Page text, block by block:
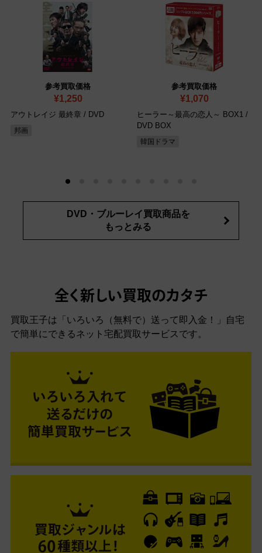
参考買取価格
¥1,250
アウトレイジ 最終章 / DVD
邦画
参考買取価格
¥1,070
ヒーラー～最高の恋人～ BOX1 /
DVD BOX
韓国ドラマ
DVD・ブルーレイ買取商品を
もっとみる
全く新しい買取のカタチ
買取王子は「いろいろ（無料で）送って即入金！」自宅
で簡単にできるネット宅配買取サービスです。